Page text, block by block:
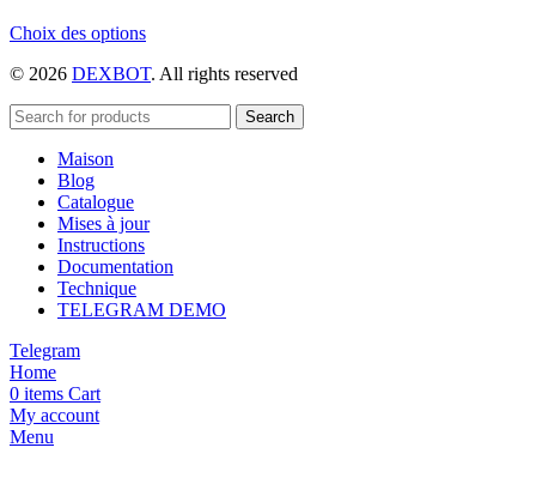
Choix des optionsCe
a
variations.
choisies
la
du
© 2026 DEXBOT. All rights reserved
Search
Maison
Blog
Catalogue
Mises à jour
Instructions
Documentation
Technique
TELEGRAM DEMO
Telegram
Home
0 items Cart
My account
Menu